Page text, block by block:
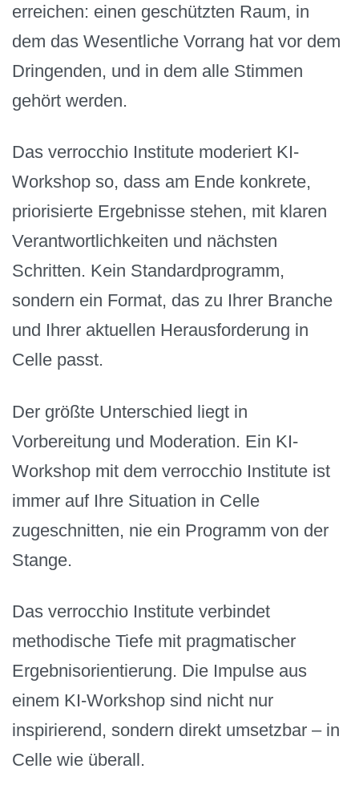
erreichen: einen geschützten Raum, in
dem das Wesentliche Vorrang hat vor dem
Dringenden, und in dem alle Stimmen
gehört werden.
Das verrocchio Institute moderiert KI-
Workshop so, dass am Ende konkrete,
priorisierte Ergebnisse stehen, mit klaren
Verantwortlichkeiten und nächsten
Schritten. Kein Standardprogramm,
sondern ein Format, das zu Ihrer Branche
und Ihrer aktuellen Herausforderung in
Celle passt.
Der größte Unterschied liegt in
Vorbereitung und Moderation. Ein KI-
Workshop mit dem verrocchio Institute ist
immer auf Ihre Situation in Celle
zugeschnitten, nie ein Programm von der
Stange.
Das verrocchio Institute verbindet
methodische Tiefe mit pragmatischer
Ergebnisorientierung. Die Impulse aus
einem KI-Workshop sind nicht nur
inspirierend, sondern direkt umsetzbar – in
Celle wie überall.